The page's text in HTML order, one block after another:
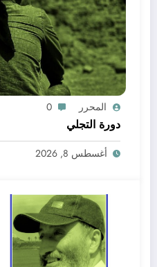
المحرر 0
دورة التجلي
أغسطس 8, 2026